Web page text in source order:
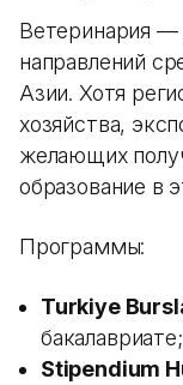
Ветеринария —
направлений
Азии. Хотя
хозяйства,
желающих
образование в
Программы:
Turkiye
бакалавриате;
Stipendium